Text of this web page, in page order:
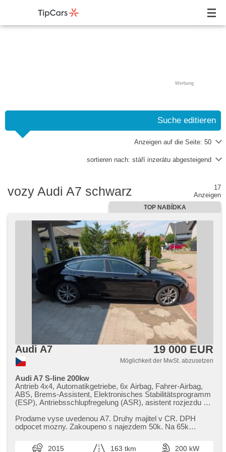
Werbung
Suche editieren
Anzeigen auf die Seite: 50
sortieren nach: stáří inzerátu abgesteigend
vozy Audi A7 schwarz
17
Anzeigen
TOP NABÍDKA
Audi A7 19 000 EUR
Möglichkeit der MwSt. abzusetzen
Audi A7 S-line 200kw
Antrieb 4x4, Automatikgetriebe, 6x Airbag, Fahrer-Airbag,
ABS, Brems-Assistent, Elektronisches Stabilitätsprogramm
(ESP), Antriebsschlupfregelung (ASR), asistent rozjezdu do
Servolenkung, 4-Zonen Klimaanlage, Klimaautomatik,
Tempomat, Schaltflutlicht, täglich Leuchten, LED denní
jízdního režimu, elektronická ruční brzda, Navigation,
Prodame vyse uvedenou A7. Druhy majitel v CR. DPH
odpocet mozny. Zakoupeno s najezdem 50k. Na 65k
2015 163 tkm
200 kW